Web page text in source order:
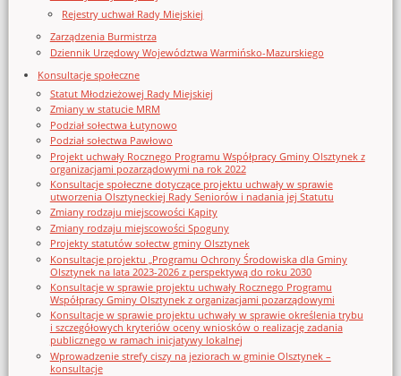
Rejestry uchwał Rady Miejskiej
Zarządzenia Burmistrza
Dziennik Urzędowy Województwa Warmińsko-Mazurskiego
Konsultacje społeczne
Statut Młodzieżowej Rady Miejskiej
Zmiany w statucie MRM
Podział sołectwa Łutynowo
Podział sołectwa Pawłowo
Projekt uchwały Rocznego Programu Współpracy Gminy Olsztynek z
organizacjami pozarządowymi na rok 2022
Konsultacje społeczne dotyczące projektu uchwały w sprawie
utworzenia Olsztyneckiej Rady Seniorów i nadania jej Statutu
Zmiany rodzaju miejscowości Kąpity
Zmiany rodzaju miejscowości Spoguny
Projekty statutów sołectw gminy Olsztynek
Konsultacje projektu „Programu Ochrony Środowiska dla Gminy
Olsztynek na lata 2023-2026 z perspektywą do roku 2030
Konsultacje w sprawie projektu uchwały Rocznego Programu
Współpracy Gminy Olsztynek z organizacjami pozarządowymi
Konsultacje w sprawie projektu uchwały w sprawie określenia trybu
i szczegółowych kryteriów oceny wniosków o realizację zadania
publicznego w ramach inicjatywy lokalnej
Wprowadzenie strefy ciszy na jeziorach w gminie Olsztynek –
konsultacje